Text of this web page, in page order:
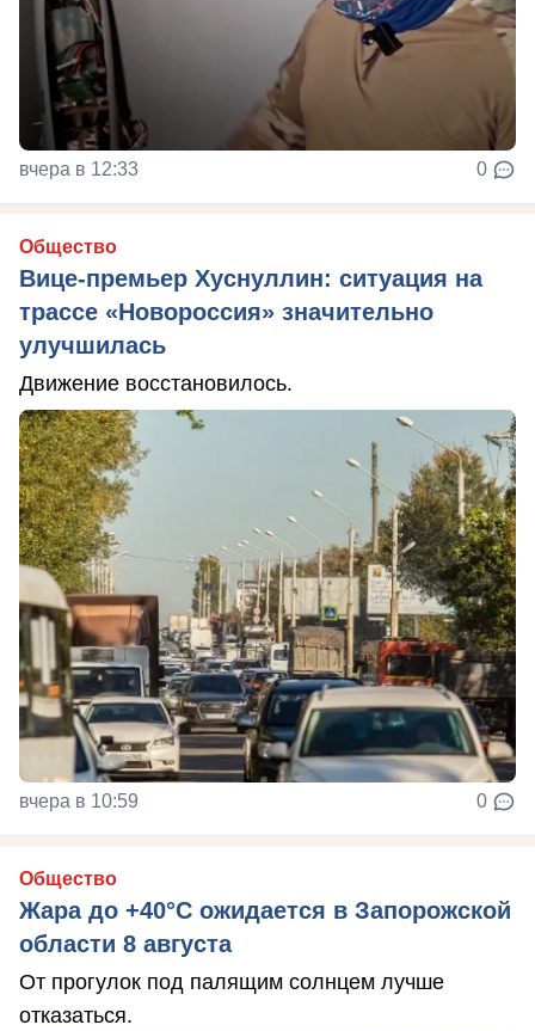
вчера в 12:33 0
Общество
Вице-премьер Хуснуллин: ситуация на
трассе «Новороссия» значительно
улучшилась
Движение восстановилось.
вчера в 10:59 0
Общество
Жара до +40°С ожидается в Запорожской
области 8 августа
От прогулок под палящим солнцем лучше
отказаться.